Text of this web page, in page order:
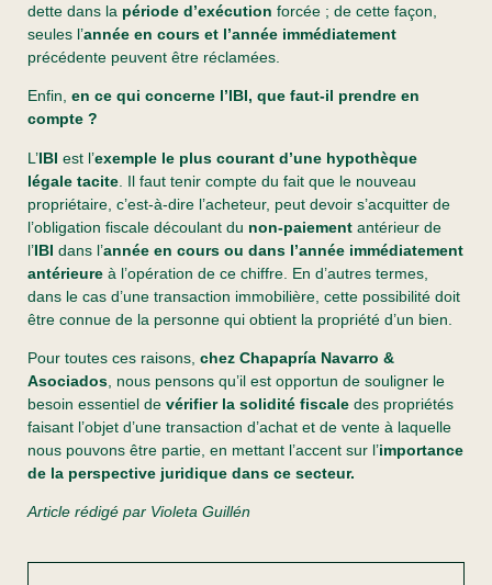
dette dans la période d’exécution forcée ; de cette façon,
seules l’année en cours et l’année immédiatement
précédente peuvent être réclamées.
Enfin, en ce qui concerne l’IBI, que faut-il prendre en
compte ?
L’IBI est l’exemple le plus courant d’une hypothèque
légale tacite . Il faut tenir compte du fait que le nouveau
propriétaire, c’est-à-dire l’acheteur, peut devoir s’acquitter de
l’obligation fiscale découlant du non-paiement antérieur de
l’IBI dans l’année en cours ou dans l’année immédiatement
antérieure à l’opération de ce chiffre. En d’autres termes,
dans le cas d’une transaction immobilière, cette possibilité doit
être connue de la personne qui obtient la propriété d’un bien.
Pour toutes ces raisons, chez Chapapría Navarro &
Asociados , nous pensons qu’il est opportun de souligner le
besoin essentiel de vérifier la solidité fiscale des propriétés
faisant l’objet d’une transaction d’achat et de vente à laquelle
nous pouvons être partie, en mettant l’accent sur l’importance
de la perspective juridique dans ce secteur.
Article rédigé par Violeta Guillén